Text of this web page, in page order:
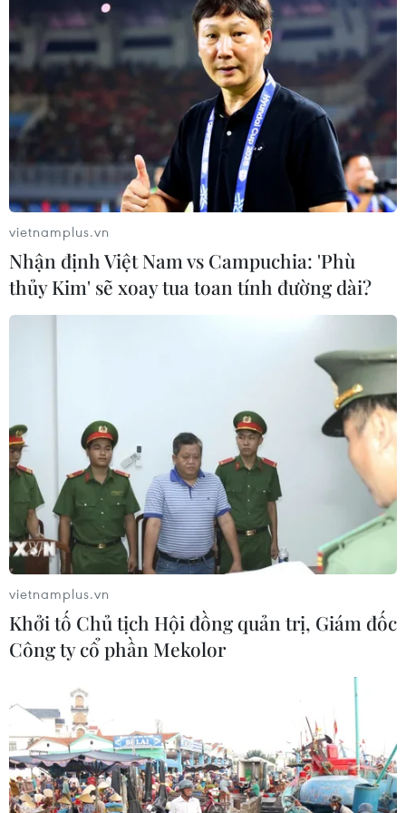
vietnamplus.vn
Nhận định Việt Nam vs Campuchia: 'Phù
thủy Kim' sẽ xoay tua toan tính đường dài?
vietnamplus.vn
Khởi tố Chủ tịch Hội đồng quản trị, Giám đốc
Công ty cổ phần Mekolor